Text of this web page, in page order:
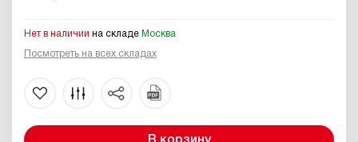
Нет в наличии на складе Москва
Посмотреть на всех складах